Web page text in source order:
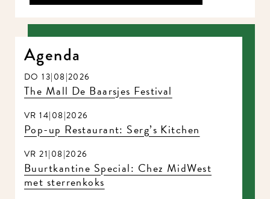
Agenda
DO 13|08|2026
The Mall De Baarsjes Festival
VR 14|08|2026
Pop-up Restaurant: Serg’s Kitchen
VR 21|08|2026
Buurtkantine Special: Chez MidWest
met sterrenkoks